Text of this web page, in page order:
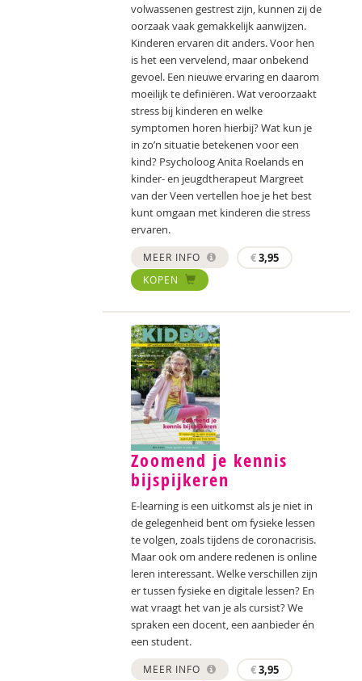
volwassenen gestrest zijn, kunnen zij de
oorzaak vaak gemakkelijk aanwijzen.
Kinderen ervaren dit anders. Voor hen
is het een vervelend, maar onbekend
gevoel. Een nieuwe ervaring en daarom
moeilijk te definiëren. Wat veroorzaakt
stress bij kinderen en welke
symptomen horen hierbij? Wat kun je
in zo’n situatie betekenen voor een
kind? Psycholoog Anita Roelands en
kinder- en jeugdtherapeut Margreet
van der Veen vertellen hoe je het best
kunt omgaan met kinderen die stress
ervaren.
MEER INFO €3,95
KOPEN
Zoomend je kennis
bijspijkeren
E-learning is een uitkomst als je niet in
de gelegenheid bent om fysieke lessen
te volgen, zoals tijdens de coronacrisis.
Maar ook om andere redenen is online
leren interessant. Welke verschillen zijn
er tussen fysieke en digitale lessen? En
wat vraagt het van je als cursist? We
spraken een docent, een aanbieder én
een student.
MEER INFO €3,95